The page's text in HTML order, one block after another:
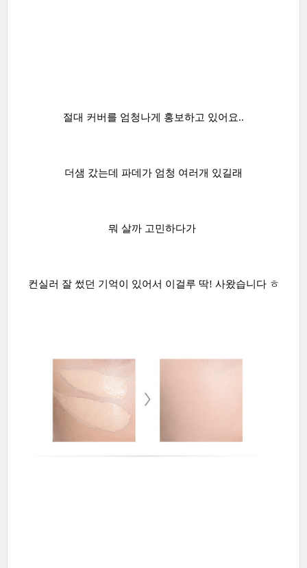
절대 커버를 엄청나게 홍보하고 있어요..
더샘 갔는데 파데가 엄청 여러개 있길래
뭐 살까 고민하다가
컨실러 잘 썼던 기억이 있어서 이걸루 딱! 사왔습니다 ㅎ